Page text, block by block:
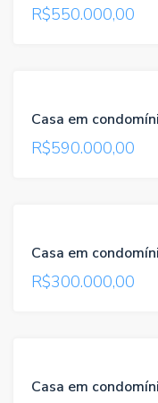
R$550.000,00
VENDA
ACEITA
R$590.000,00
R$300.000,00